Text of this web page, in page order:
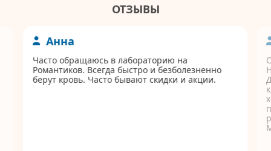
ОТЗЫВЫ
Анна
Часто обращаюсь в лабораторию на
Романтиков. Всегда быстро и безболезненно
берут кровь. Часто бывают скидки и акции.